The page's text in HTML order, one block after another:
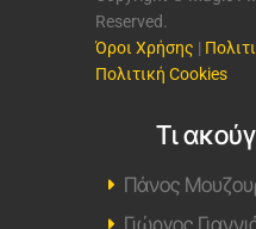
Reserved.
Όροι Χρήσης |
Πολιτική Cookies
Τι
Πάνος
Γιώργος